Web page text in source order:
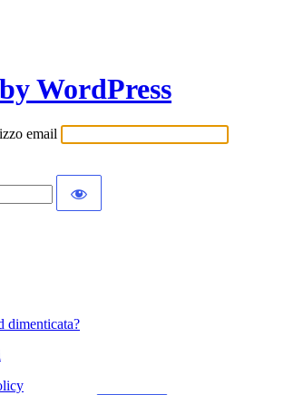
WordPress
email
dimenticata?